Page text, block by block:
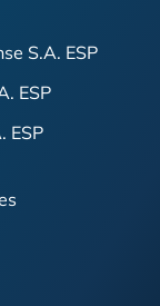
S.A. ESP
ESP
ESP